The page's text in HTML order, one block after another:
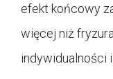
efekt końcowy
więcej niż
indywidualności